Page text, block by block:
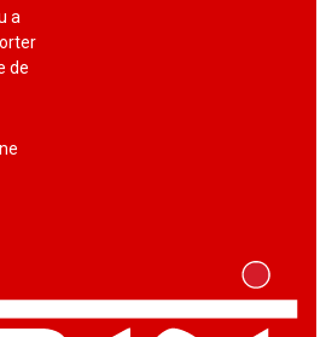
a
de